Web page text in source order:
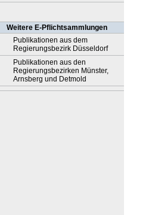
Weitere E-Pflichtsammlungen
Publikationen aus dem
Regierungsbezirk Düsseldorf
Publikationen aus den
Regierungsbezirken Münster,
Arnsberg und Detmold